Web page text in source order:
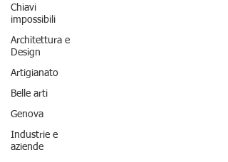
Chiavi
impossibili
Architettura e
Design
Artigianato
Belle arti
Genova
Industrie e
aziende